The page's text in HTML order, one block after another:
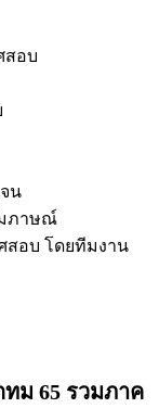
สอบ
น
มภาษณ์
สอบ โดยทีมงาน
ม 65 รวมภาค